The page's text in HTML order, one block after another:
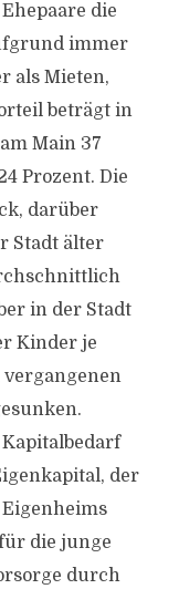
die
immer
als Mieten,
beträgt in
Main 37
Prozent. Die
darüber
Stadt älter
in der Stadt
Kinder je
der
die junge
durch